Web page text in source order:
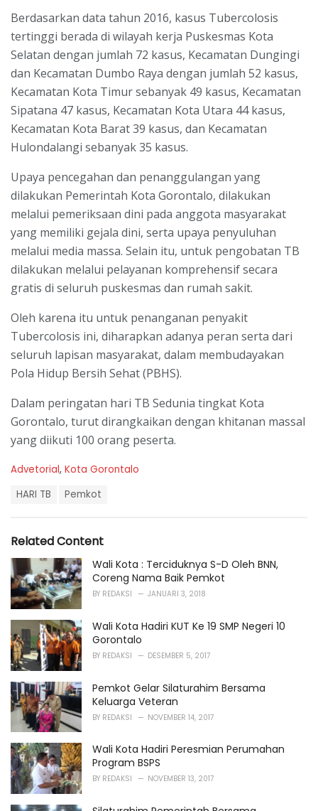
Berdasarkan data tahun 2016, kasus Tubercolosis
tertinggi berada di wilayah kerja Puskesmas Kota
Selatan dengan jumlah 72 kasus, Kecamatan Dungingi
dan Kecamatan Dumbo Raya dengan jumlah 52 kasus,
Kecamatan Kota Timur sebanyak 49 kasus, Kecamatan
Sipatana 47 kasus, Kecamatan Kota Utara 44 kasus,
Kecamatan Kota Barat 39 kasus, dan Kecamatan
Hulondalangi sebanyak 35 kasus.
Upaya pencegahan dan penanggulangan yang
dilakukan Pemerintah Kota Gorontalo, dilakukan
melalui pemeriksaan dini pada anggota masyarakat
yang memiliki gejala dini, serta upaya penyuluhan
melalui media massa. Selain itu, untuk pengobatan TB
dilakukan melalui pelayanan komprehensif secara
gratis di seluruh puskesmas dan rumah sakit.
Oleh karena itu untuk penanganan penyakit
Tubercolosis ini, diharapkan adanya peran serta dari
seluruh lapisan masyarakat, dalam membudayakan
Pola Hidup Bersih Sehat (PBHS).
Dalam peringatan hari TB Sedunia tingkat Kota
Gorontalo, turut dirangkaikan dengan khitanan massal
yang diikuti 100 orang peserta.
C
r
i
e
s
:
Advetorial, Kota Gorontalo
:
HARI TB Pemkot
Related Content
Wali Kota : Terciduknya S-D Oleh BNN,
Coreng Nama Baik Pemkot
BY REDAKSI JANUARI 3, 2018
Wali Kota Hadiri KUT Ke 19 SMP Negeri 10
Gorontalo
BY REDAKSI DESEMBER 5, 2017
Pemkot Gelar Silaturahim Bersama
Keluarga Veteran
BY REDAKSI NOVEMBER 14, 2017
Wali Kota Hadiri Peresmian Perumahan
Program BSPS
BY REDAKSI NOVEMBER 13, 2017